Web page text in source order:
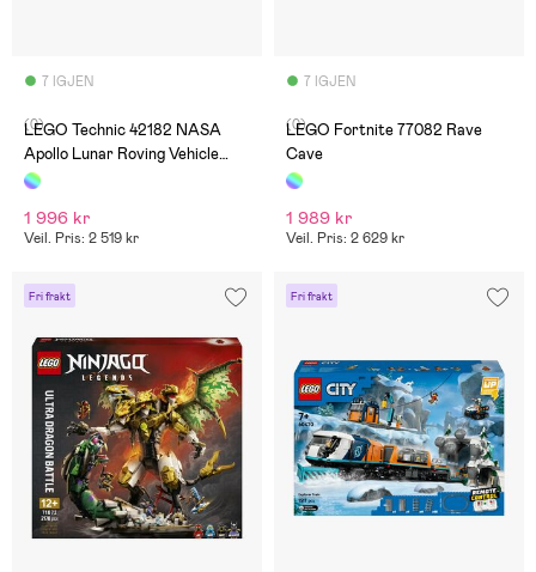
7 IGJEN
(0)
LEGO Technic 42182 NASA
Apollo Lunar Roving Vehicle
LRV
1 996 kr
Veil. Pris: 2 519 kr
7 IGJEN
(0)
LEGO Fortnite 77082 Rave
Cave
1 989 kr
Veil. Pris: 2 629 kr
Fri frakt Fri frakt